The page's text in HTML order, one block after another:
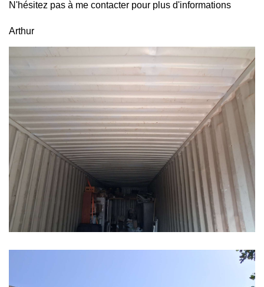
N'hésitez pas à me contacter pour plus d'informations
Arthur